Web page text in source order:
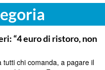
“4 euro di ristoro, non
tutti chi comanda, a pagare il